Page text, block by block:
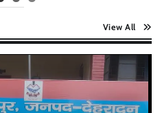
View All